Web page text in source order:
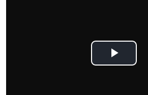
Toista